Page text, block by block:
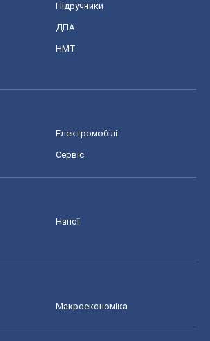
Підручники
ДПА
НМТ
Електромобілі
Сервіс
Напої
Макроекономіка